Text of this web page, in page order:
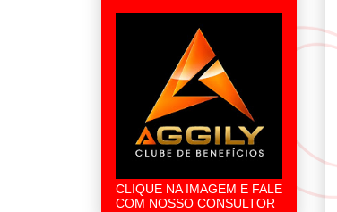
CLIQUE NA IMAGEM E FALE
COM NOSSO CONSULTOR